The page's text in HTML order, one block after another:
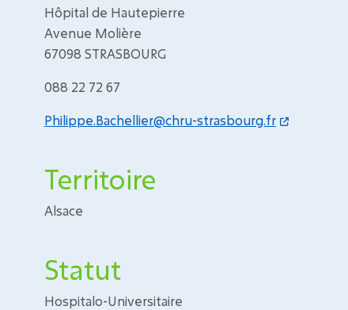
Hôpital de Hautepierre
Avenue Molière
67098 STRASBOURG
088 22 72 67
Philippe.Bachellier@chru-strasbourg.fr
Territoire
Alsace
Statut
Hospitalo-Universitaire